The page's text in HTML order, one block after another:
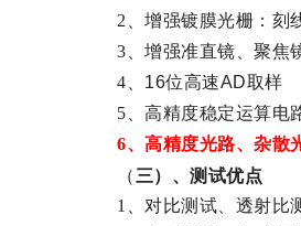
2、增强镀膜光栅：刻
3、增强准直镜、聚焦
4、 16位高速AD取样
5、高精度稳定运算电
6、高精度光路、杂散
（三）、测试优点
1、对比测试、透射比